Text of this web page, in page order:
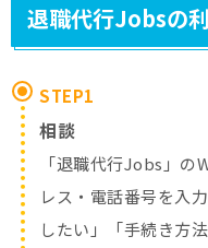
退職代行Jobsの
STEP1
相談
「退職代行Jobs」
レス・電話番号を入
したい」「手続き方